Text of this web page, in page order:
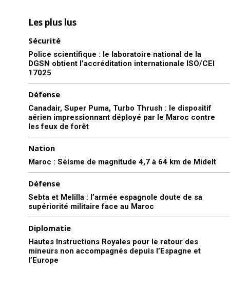
Les plus lus
Sécurité
Police scientifique : le laboratoire national de la
DGSN obtient l’accréditation internationale ISO/CEI
17025
Défense
Canadair, Super Puma, Turbo Thrush : le dispositif
aérien impressionnant déployé par le Maroc contre
les feux de forêt
Nation
Maroc : Séisme de magnitude 4,7 à 64 km de Midelt
Défense
Sebta et Melilla : l’armée espagnole doute de sa
supériorité militaire face au Maroc
Diplomatie
Hautes Instructions Royales pour le retour des
mineurs non accompagnés depuis l’Espagne et
l’Europe